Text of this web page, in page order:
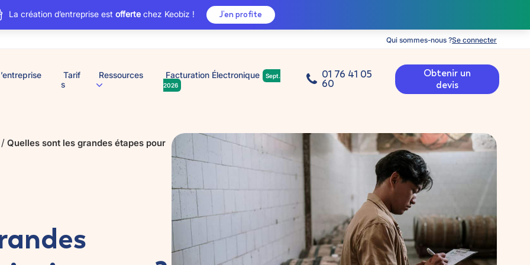
La création d’entreprise est offertechez Keobiz ! J’en profite
Qui sommes-nous ?Se connecter
Tarif
s
Ressources Facturation Électronique
Sept.
2026
01 76 41 05
60
Obtenir un
devis
Quelles sont les grandes étapes pour